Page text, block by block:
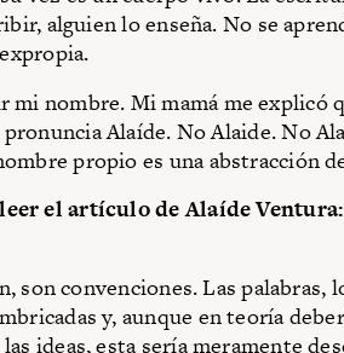
alguien lo enseña. No se
mi nombre. Mi mamá me explicó
pronuncia Alaíde. No Alaide. No
propio es una abstracción
el artículo de Alaíde
son convenciones. Las palabras,
y, aunque en teoría
ideas, esta sería meramente